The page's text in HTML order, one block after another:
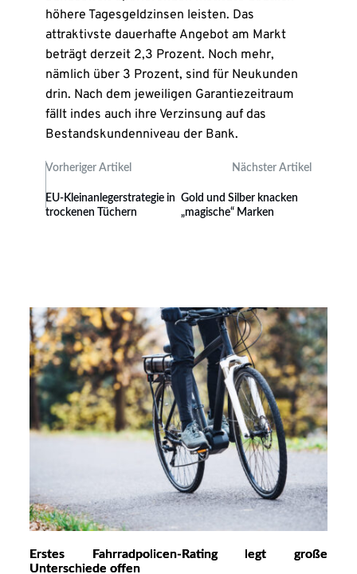
höhere Tagesgeldzinsen leisten. Das
attraktivste dauerhafte Angebot am Markt
beträgt derzeit 2,3 Prozent. Noch mehr,
nämlich über 3 Prozent, sind für Neukunden
drin. Nach dem jeweiligen Garantiezeitraum
fällt indes auch ihre Verzinsung auf das
Bestandskundenniveau der Bank.
Vorheriger Artikel Nächster Artikel
EU-Kleinanlegerstrategie in
trockenen Tüchern
Gold und Silber knacken
„magische“ Marken
Erstes Fahrradpolicen-Rating legt große
Unterschiede offen